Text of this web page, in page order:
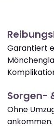
Garantiert
Sorgen-
Ohne
ankommen.